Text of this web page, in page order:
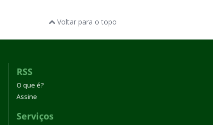
Voltar para o topo
RSS
O que é?
Assine
Serviços